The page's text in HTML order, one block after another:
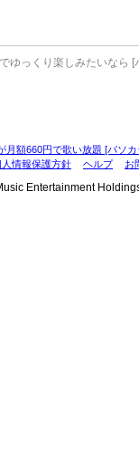
ゆっくり楽しみたいなら [
月額660円で歌い放題 [パソ
人情報保護方針 ヘルプ お
Entertainment